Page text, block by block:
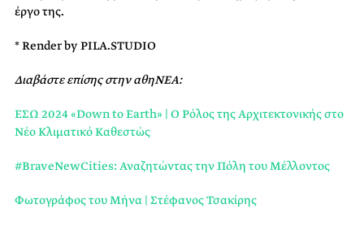
έργο της.
* Render by PILA.STUDIO
Διαβάστε επίσης στην αθηΝΕΑ:
ΕΣΩ 2024 «Down to Earth» | O Ρόλος της Αρχιτεκτονικής στο
Νέο Κλιματικό Καθεστώς
#BraveNewCities: Αναζητώντας την Πόλη του Μέλλοντος
Φωτογράφος του Μήνα | Στέφανος Τσακίρης